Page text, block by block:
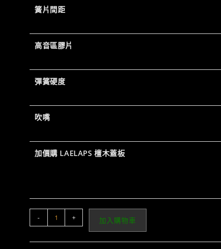
簧片間距
高音區膠片
彈簧硬度
吹嘴
加價購 LAELAPS 檀木蓋板
Laelaps
64
- + 加入購物車